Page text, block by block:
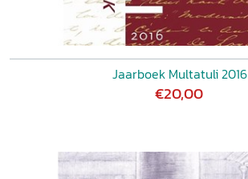
Jaarboek Multatuli 2016
€20,00